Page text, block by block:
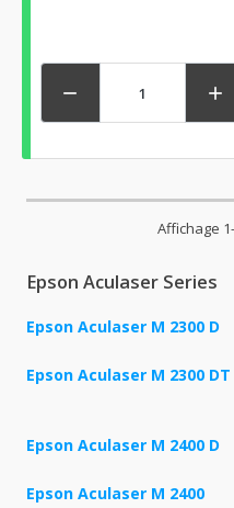
 
Affichage
Epson Aculaser Series
Epson Aculaser M 2300 D
Epson Aculaser M 2300 DT
Epson Aculaser M 2400 D
Epson Aculaser M 2400